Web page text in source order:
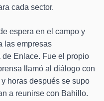
cada sector.
espera en el campo y
las empresas
Enlace. Fue el propio
llamó al diálogo con
horas después se supo
a reunirse con Bahillo.